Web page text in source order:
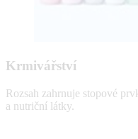
Krmivářství
Rozsah zahrnuje stopové
a nutriční látky.